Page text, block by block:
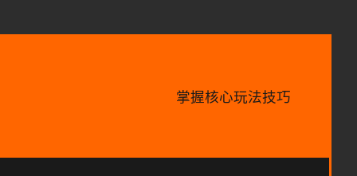
掌握核心玩法技巧